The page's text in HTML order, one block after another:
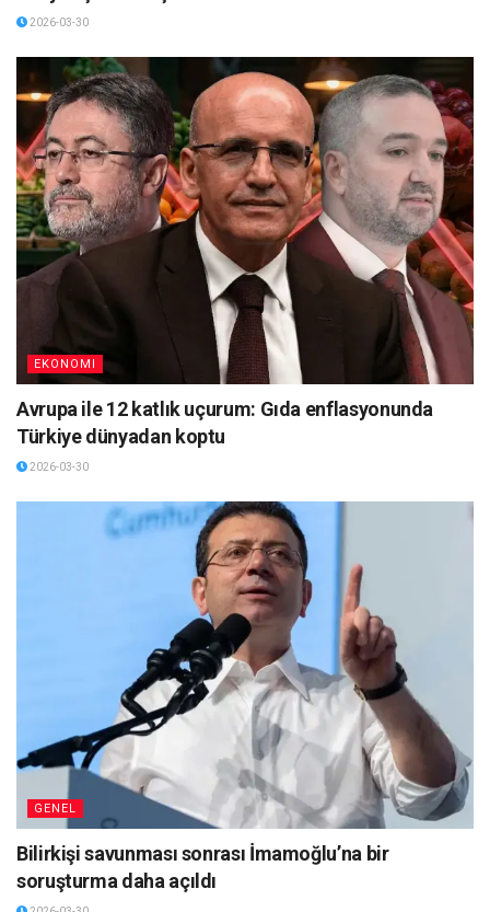
2026-03-30
EKONOMI
Avrupa ile 12 katlık uçurum: Gıda enflasyonunda
Türkiye dünyadan koptu
2026-03-30
GENEL
Bilirkişi savunması sonrası İmamoğlu’na bir
soruşturma daha açıldı